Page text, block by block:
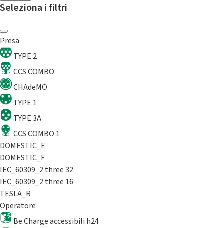
Seleziona i filtri
Presa
TYPE 2
CCS COMBO
CHAdeMO
TYPE 1
TYPE 3A
CCS COMBO 1
DOMESTIC_E
DOMESTIC_F
IEC_60309_2 three 32
IEC_60309_2 three 16
TESLA_R
Operatore
Be Charge accessibili h24